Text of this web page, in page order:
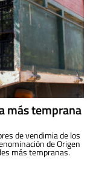
más temprana
de vendimia de los
de Origen
más tempranas.